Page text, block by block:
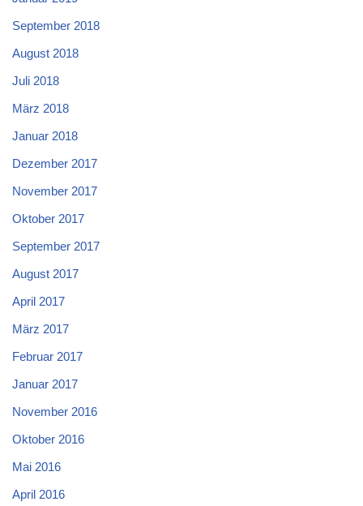
September 2018
August 2018
Juli 2018
März 2018
Januar 2018
Dezember 2017
November 2017
Oktober 2017
September 2017
August 2017
April 2017
März 2017
Februar 2017
Januar 2017
November 2016
Oktober 2016
Mai 2016
April 2016